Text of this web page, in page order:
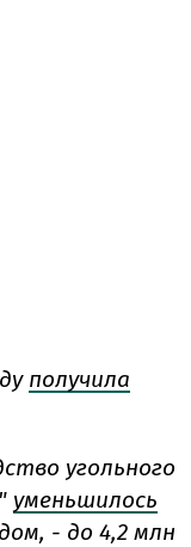
получила
угольного
уменьшилось
- до 4,2 млн